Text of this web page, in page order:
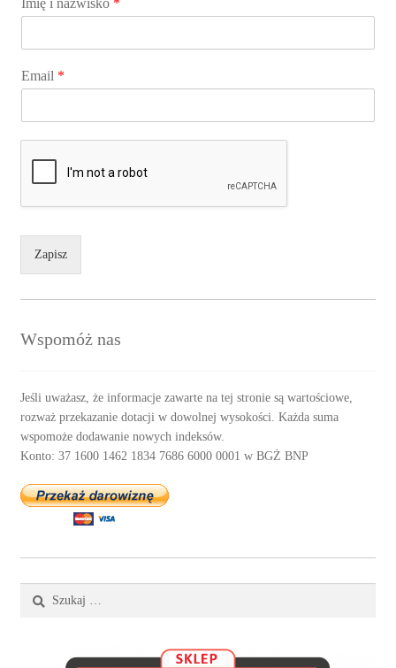
Email *
Zapisz
Wspomóż nas
Jeśli uważasz, że informacje zawarte na tej stronie są wartościowe,
rozważ przekazanie dotacji w dowolnej wysokości. Każda suma
wspomoże dodawanie nowych indeksów.
Konto: 37 1600 1462 1834 7686 6000 0001 w BGŻ BNP